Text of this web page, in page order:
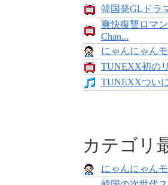
韓国発GLドラ
爽快復讐ロマ
Chan...
にゃんにゃん
TUNEXX初の
TUNEXXつい
カテゴリ
にゃんにゃん